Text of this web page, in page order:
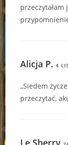
przeczytałam
Alicja P. 4
,,Siedem
przeczytać,
Le Sherry